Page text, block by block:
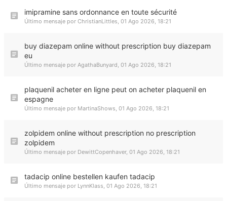
imipramine sans ordonnance en toute sécurité
Último mensaje por ChristianLittles, 01 Ago 2026, 18:21
buy diazepam online without prescription buy diazepam
eu
Último mensaje por AgathaBunyard, 01 Ago 2026, 18:21
plaquenil acheter en ligne peut on acheter plaquenil en
espagne
Último mensaje por MartinaShows, 01 Ago 2026, 18:21
zolpidem online without prescription no prescription
zolpidem
Último mensaje por DewittCopenhaver, 01 Ago 2026, 18:21
tadacip online bestellen kaufen tadacip
Último mensaje por LynnKlass, 01 Ago 2026, 18:21